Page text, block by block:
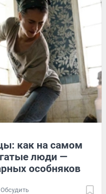
как на самом
люди —
особняков
Обсудить